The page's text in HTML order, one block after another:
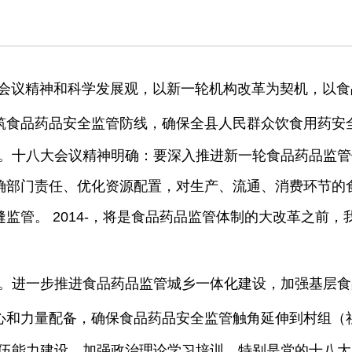
议精神和科学发展观，以新一轮机构改革为契机，以
品药品安全监管防线，确保全县人民群众饮食用药安
十八大会议精神明确：要深入推进新一轮食品药品监
门责任、优化资源配置，对生产、流通、消费环节
管。 2014-，将是食品药品监管体制的大改革之前
进一步推进食品药品监管城乡一体化建设，加强基层
力量配备，确保食品药品安全监管触角延伸到村组